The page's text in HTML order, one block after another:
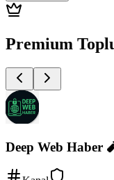
Premium
Deep Web Haber